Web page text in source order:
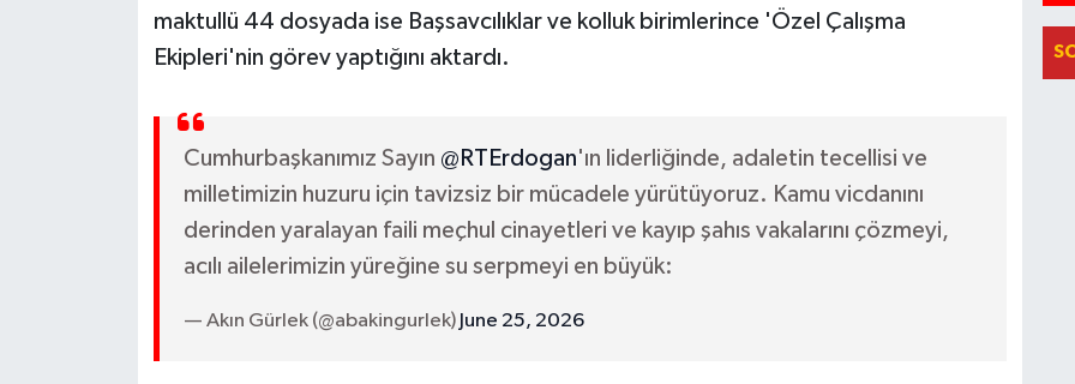
maktullü 44 dosyada ise Başsavcılıklar ve kolluk birimlerince 'Özel Çalışma
Ekipleri'nin görev yaptığını aktardı.
Cumhurbaşkanımız Sayın @RTErdogan'ın liderliğinde, adaletin tecellisi ve
milletimizin huzuru için tavizsiz bir mücadele yürütüyoruz. Kamu vicdanını
derinden yaralayan faili meçhul cinayetleri ve kayıp şahıs vakalarını çözmeyi,
acılı ailelerimizin yüreğine su serpmeyi en büyük:
— Akın Gürlek (@abakingurlek) June 25, 2026